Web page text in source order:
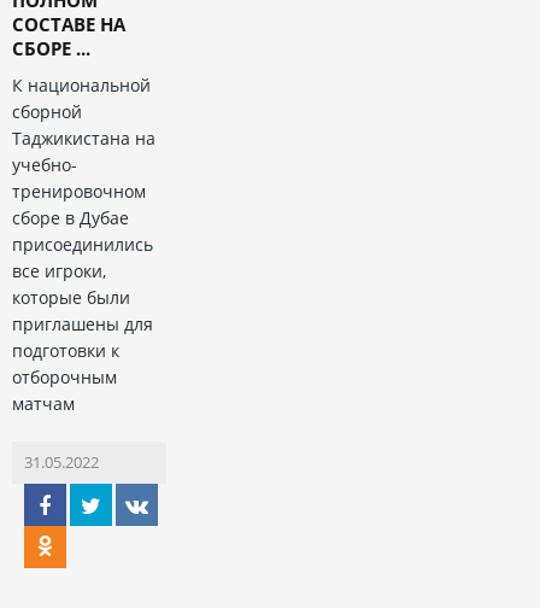
СОСТАВЕ НА
СБОРЕ ...
К национальной
сборной
Таджикистана на
учебно-
тренировочном
сборе в Дубае
присоединились
все игроки,
которые были
приглашены для
подготовки к
отборочным
матчам
31.05.2022